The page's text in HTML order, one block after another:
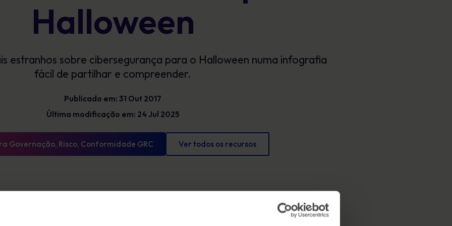
exposição e mostrar progressos
mensuráveis
Glossário
Definições de cibersegurança que tens de
conhecer
Halloween
estranhos sobre cibersegurança para o Halloween numa infografia
fácil de partilhar e compreender.
Publicado em: 31 Out 2017
Última modificação em: 24 Jul 2025
Governação, Risco, Conformidade GRC Ver todos os recursos